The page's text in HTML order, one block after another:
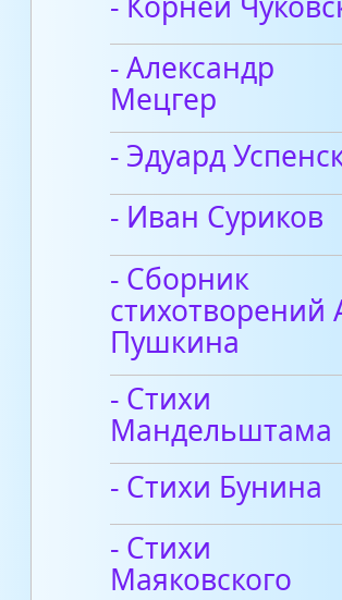
- Александр
Мецгер
- Эдуард
- Иван Суриков
- Сборник
стихотворений
Пушкина
- Стихи
Мандельштама
- Стихи Бунина
- Стихи
Маяковского